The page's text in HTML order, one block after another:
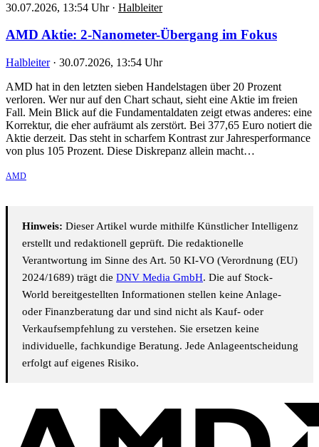
30.07.2026, 13:54 Uhr · Halbleiter
AMD Aktie: 2-Nanometer-Übergang im Fokus
Halbleiter · 30.07.2026, 13:54 Uhr
AMD hat in den letzten sieben Handelstagen über 20 Prozent
verloren. Wer nur auf den Chart schaut, sieht eine Aktie im freien
Fall. Mein Blick auf die Fundamentaldaten zeigt etwas anderes: eine
Korrektur, die eher aufräumt als zerstört. Bei 377,65 Euro notiert die
Aktie derzeit. Das steht in scharfem Kontrast zur Jahresperformance
von plus 105 Prozent. Diese Diskrepanz allein macht…
AMD
Hinweis: Dieser Artikel wurde mithilfe Künstlicher Intelligenz
erstellt und redaktionell geprüft. Die redaktionelle
Verantwortung im Sinne des Art. 50 KI-VO (Verordnung (EU)
2024/1689) trägt die DNV Media GmbH. Die auf Stock-
World bereitgestellten Informationen stellen keine Anlage-
oder Finanzberatung dar und sind nicht als Kauf- oder
Verkaufsempfehlung zu verstehen. Sie ersetzen keine
individuelle, fachkundige Beratung. Jede Anlageentscheidung
erfolgt auf eigenes Risiko.